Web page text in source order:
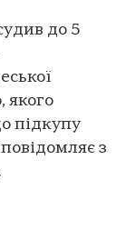
до 5
якого
підкупу
повідомляє з